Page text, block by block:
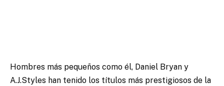
Hombres más pequeños como él, Daniel Bryan y
A.J.Styles han tenido los títulos más prestigiosos de la